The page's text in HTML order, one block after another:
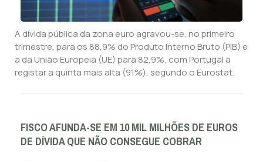
A dívida pública da zona euro agravou-se, no primeiro
trimestre, para os 88,9% do Produto Interno Bruto (PIB) e
a da União Europeia (UE) para 82,9%, com Portugal a
registar a quinta mais alta (91%), segundo o Eurostat.
FISCO AFUNDA-SE EM 10 MIL MILHÕES DE EUROS
DE DÍVIDA QUE NÃO CONSEGUE COBRAR